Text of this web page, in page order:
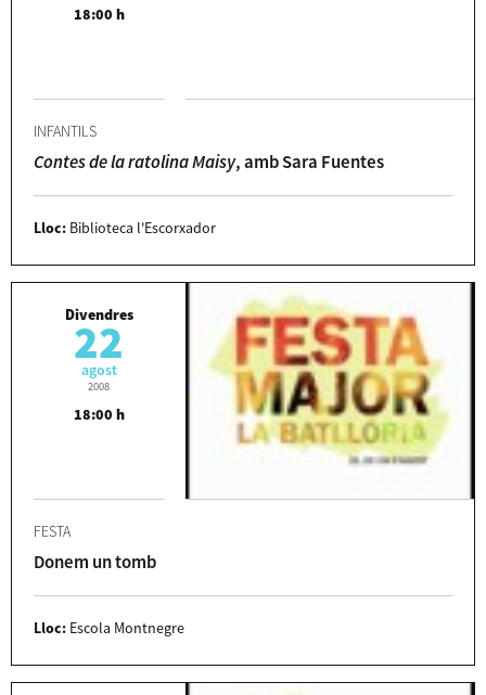
18:00 h
INFANTILS
Contes de la ratolina Maisy, amb Sara Fuentes
Lloc: Biblioteca l'Escorxador
Divendres
22
agost
2008
18:00 h
FESTA
Donem un tomb
Lloc: Escola Montnegre